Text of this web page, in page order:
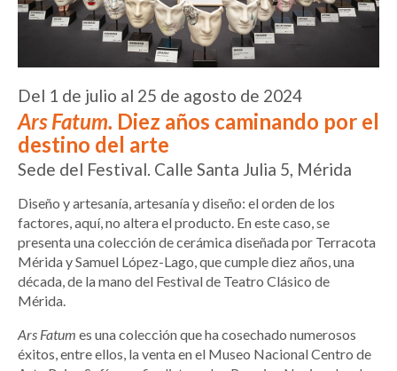
Del 1 de julio al 25 de agosto de 2024
Ars Fatum. Diez años caminando por el
destino del arte
Sede del Festival. Calle Santa Julia 5, Mérida
Diseño y artesanía, artesanía y diseño: el orden de los
factores, aquí, no altera el producto. En este caso, se
presenta una colección de cerámica diseñada por Terracota
Mérida y Samuel López-Lago, que cumple diez años, una
década, de la mano del Festival de Teatro Clásico de
Mérida.
Ars Fatum es una colección que ha cosechado numerosos
éxitos, entre ellos, la venta en el Museo Nacional Centro de